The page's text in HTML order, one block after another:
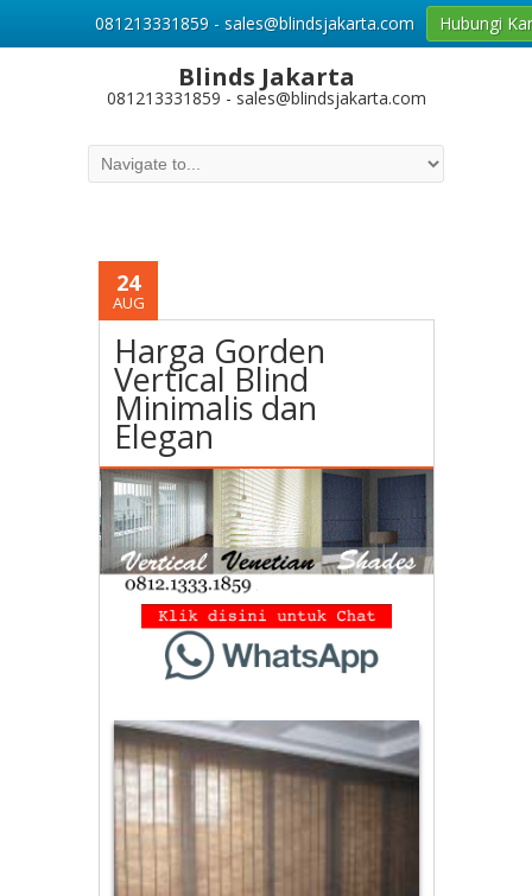
Blinds Jakarta
081213331859 - sales@blindsjakarta.com
24
AUG
Harga Gorden
Vertical Blind
Minimalis dan
Elegan
081213331859 - sales@blindsjakarta.com Hubungi